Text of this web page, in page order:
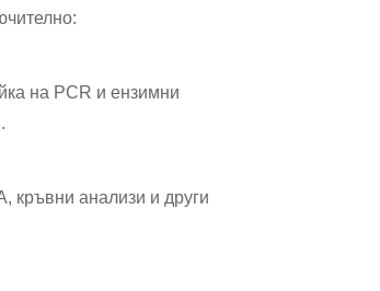
на PCR и ензимни
кръвни анализи и други